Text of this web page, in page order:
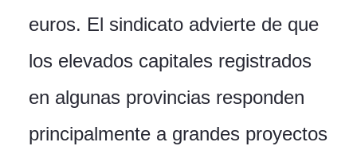
euros. El sindicato advierte de que
los elevados capitales registrados
en algunas provincias responden
principalmente a grandes proyectos